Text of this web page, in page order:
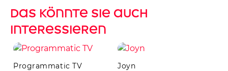
Das könnte Sie auch
interessieren
Programmatic TV Joyn